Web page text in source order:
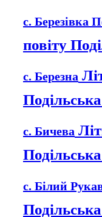
с. Березівка
повіту
с. Березна
с. Бичева
с. Білий